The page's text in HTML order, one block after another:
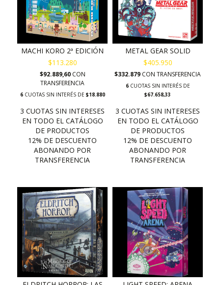
MACHI KORO 2ª EDICIÓN
$113.280
$92.889,60 CON
TRANSFERENCIA
6CUOTAS SIN INTERÉS DE $18.880
METAL GEAR SOLID
$405.950
$332.879 CON TRANSFERENCIA
6CUOTAS SIN INTERÉS DE
$67.658,33